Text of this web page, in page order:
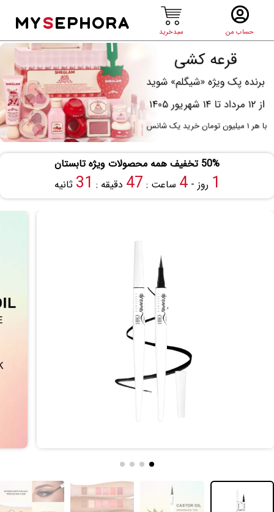
حساب من سبدخرید
MYSEPHORA
50% تخفیف همه محصولات ویژه تابستان
1 روز -4 ساعت : 47 دقیقه : 30 ثانیه